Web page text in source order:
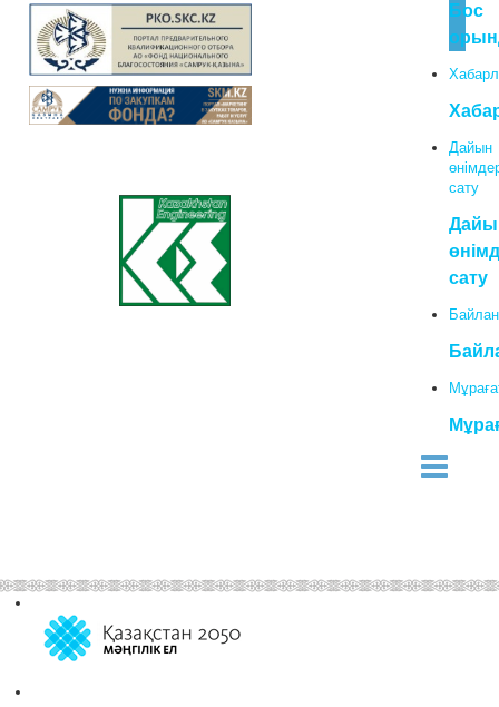
Бос
Дайын
сату
сату